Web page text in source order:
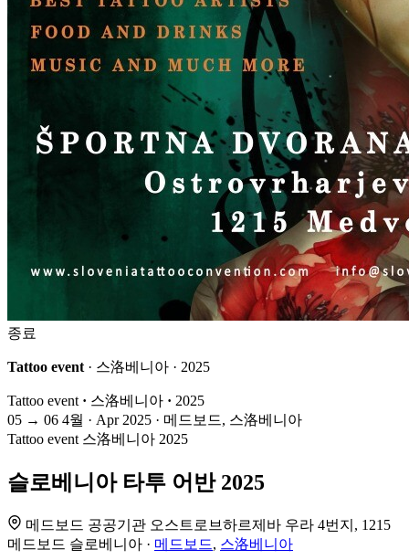
종료
Tattoo event · 스洛베니아 · 2025
Tattoo event · 스洛베니아 · 2025
05 → 06 4월 · Apr 2025 · 메드보드, 스洛베니아
Tattoo event 스洛베니아 2025
슬로베니아 타투 어반 2025
메드보드 공공기관 오스트로브하르제바 우라 4번지, 1215
메드보드 슬로베니아 · 메드보드, 스洛베니아